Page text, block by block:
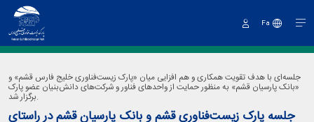
Fa
جلسه‌ای با هدف تقویت همکاری و هم افزایی میان «پارک زیست‌فناوری خلیج فارس قشم» و
«بانک پارسیان قشم» به منظور حمایت از واحدهای فناور و شرکت‌های دانش‌بنیان عضو پارک
برگزار شد.
جلسه پارک زیست‌فناوری قشم و بانک پارسیان قشم در راستای